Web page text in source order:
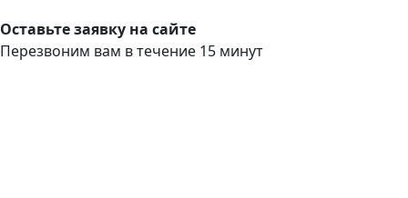
Оставьте заявку на сайте
Перезвоним вам в течение 15 минут